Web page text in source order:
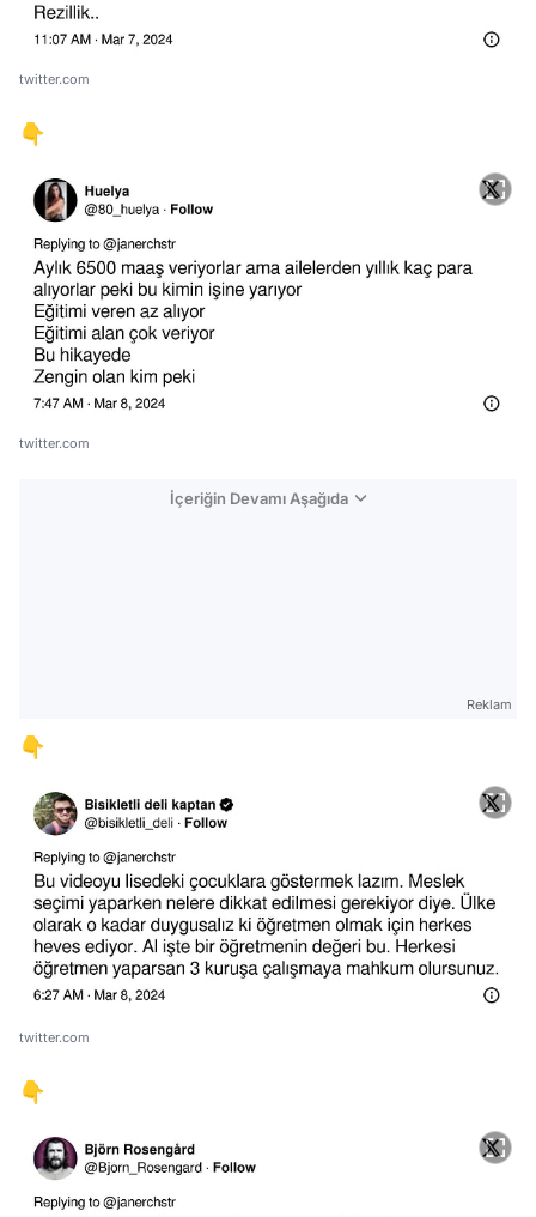
twitter.com
👇
twitter.com
İçeriğin Devamı Aşağıda
Reklam
👇
twitter.com
👇